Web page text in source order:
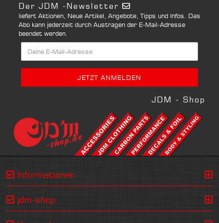
Der JDM -Newsletter
liefert Aktionen, Neue Artikel, Angebote, Tipps und Infos. Das
Abo kann jederzeit durch Austragen der E-Mail-Adresse
beendet werden.
JDM - Shop
Informationen
jdm-shop